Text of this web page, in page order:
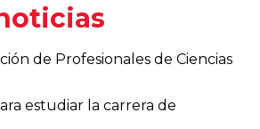
de Profesionales de Ciencias
estudiar la carrera de